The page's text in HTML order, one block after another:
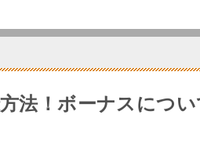
法！ボーナスにつ